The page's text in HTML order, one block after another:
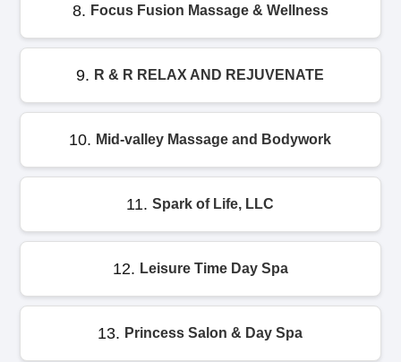
8. Focus Fusion Massage & Wellness
9. R & R RELAX AND REJUVENATE
10. Mid-valley Massage and Bodywork
11. Spark of Life, LLC
12. Leisure Time Day Spa
13. Princess Salon & Day Spa